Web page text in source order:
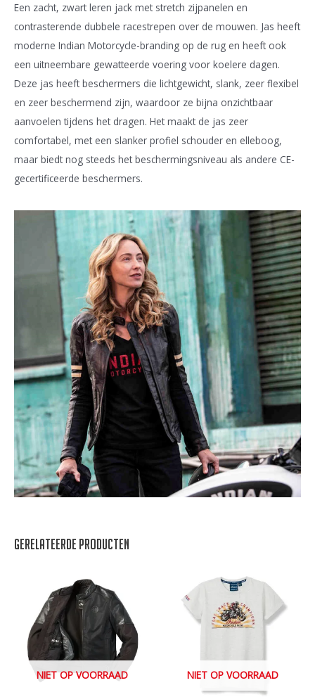
Een zacht, zwart leren jack met stretch zijpanelen en
contrasterende dubbele racestrepen over de mouwen. Jas heeft
moderne Indian Motorcycle-branding op de rug en heeft ook
een uitneembare gewatteerde voering voor koelere dagen.
Deze jas heeft beschermers die lichtgewicht, slank, zeer flexibel
en zeer beschermend zijn, waardoor ze bijna onzichtbaar
aanvoelen tijdens het dragen. Het maakt de jas zeer
comfortabel, met een slanker profiel schouder en elleboog,
maar biedt nog steeds het beschermingsniveau als andere CE-
gecertificeerde beschermers.
Gerelateerde producten
NIET OP VOORRAAD NIET OP VOORRAAD